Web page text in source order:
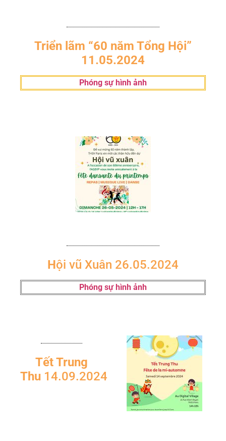
Triển lãm “60 năm Tổng Hội”
11.05.2024
Phóng sự hình ảnh
Hội vũ Xuân 26.05.2024
Phóng sự hình ảnh
Tết Trung
Thu 14.09.2024